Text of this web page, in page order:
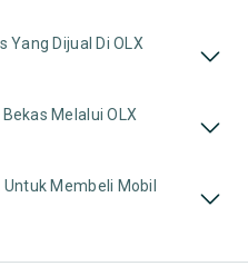
Yang Dijual Di OLX
Melalui OLX
Membeli Mobil